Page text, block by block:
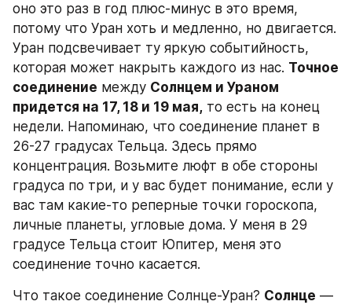
оно это раз в год плюс-минус в это время,
потому что Уран хоть и медленно, но двигается.
Уран подсвечивает ту яркую событийность,
которая может накрыть каждого из нас. Точное
соединение между Солнцем и Ураном
придется на 17, 18 и 19 мая, то есть на конец
недели. Напоминаю, что соединение планет в
26-27 градусах Тельца. Здесь прямо
концентрация. Возьмите люфт в обе стороны
градуса по три, и у вас будет понимание, если у
вас там какие-то реперные точки гороскопа,
личные планеты, угловые дома. У меня в 29
градусе Тельца стоит Юпитер, меня это
соединение точно касается.
Что такое соединение Солнце-Уран? Солнце —